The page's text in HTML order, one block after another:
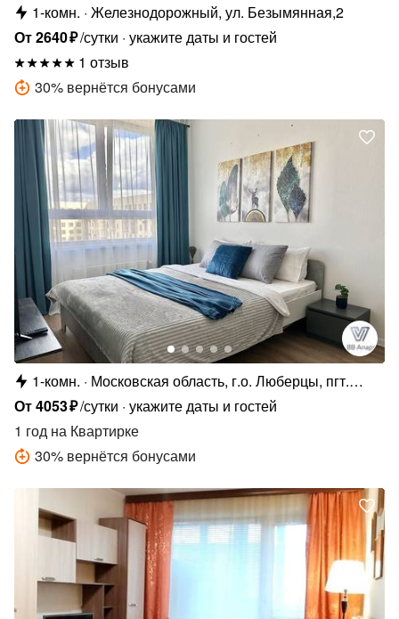
1-комн. Железнодорожный, ул. Безымянная,2
От2640₽/сутки укажите даты и гостей
1 отзыв
30% вернётся бонусами
1-комн.
Московская область, г.о. Люберцы, пгт.
Мирный, ул. Академика Северина, 13
От4053₽/сутки укажите даты и гостей
1 год на Квартирке
30% вернётся бонусами